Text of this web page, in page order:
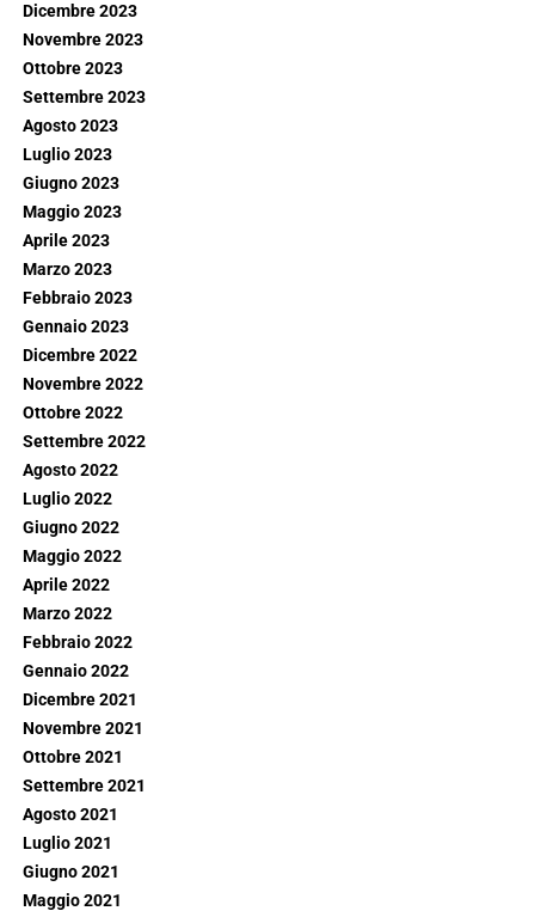
Dicembre 2023
Novembre 2023
Ottobre 2023
Settembre 2023
Agosto 2023
Luglio 2023
Giugno 2023
Maggio 2023
Aprile 2023
Marzo 2023
Febbraio 2023
Gennaio 2023
Dicembre 2022
Novembre 2022
Ottobre 2022
Settembre 2022
Agosto 2022
Luglio 2022
Giugno 2022
Maggio 2022
Aprile 2022
Marzo 2022
Febbraio 2022
Gennaio 2022
Dicembre 2021
Novembre 2021
Ottobre 2021
Settembre 2021
Agosto 2021
Luglio 2021
Giugno 2021
Maggio 2021